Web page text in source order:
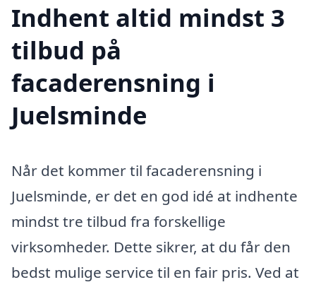
Indhent altid mindst 3
tilbud på
facaderensning i
Juelsminde
Når det kommer til facaderensning i
Juelsminde, er det en god idé at indhente
mindst tre tilbud fra forskellige
virksomheder. Dette sikrer, at du får den
bedst mulige service til en fair pris. Ved at